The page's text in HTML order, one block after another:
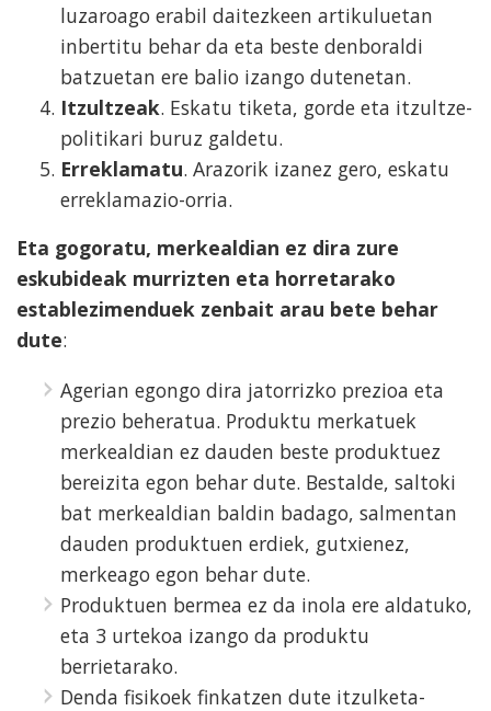
luzaroago erabil daitezkeen artikuluetan
inbertitu behar da eta beste denboraldi
batzuetan ere balio izango dutenetan.
Itzultzeak. Eskatu tiketa, gorde eta itzultze-
politikari buruz galdetu.
Erreklamatu. Arazorik izanez gero, eskatu
erreklamazio-orria.
Eta gogoratu, merkealdian ez dira zure
eskubideak murrizten eta horretarako
establezimenduek zenbait arau bete behar
dute:
Agerian egongo dira jatorrizko prezioa eta
prezio beheratua. Produktu merkatuek
merkealdian ez dauden beste produktuez
bereizita egon behar dute. Bestalde, saltoki
bat merkealdian baldin badago, salmentan
dauden produktuen erdiek, gutxienez,
merkeago egon behar dute.
Produktuen bermea ez da inola ere aldatuko,
eta 3 urtekoa izango da produktu
berrietarako.
Denda fisikoek finkatzen dute itzulketa-